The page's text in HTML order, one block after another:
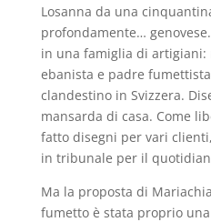
Losanna da una
profondamente…
in una famiglia di artigiani:
ebanista e padre
clandestino in Svizzera.
mansarda di casa. Come
fatto disegni per vari
in tribunale per il
Ma la proposta di
fumetto è stata proprio